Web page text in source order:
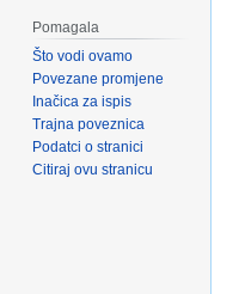
Pomagala
Što vodi ovamo
Povezane promjene
Inačica za ispis
Trajna poveznica
Podatci o stranici
Citiraj ovu stranicu